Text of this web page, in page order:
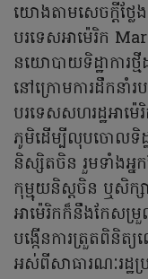
យោងតាមសេចក្តីថ្លែ
បរទេសអាម៉េរិក
នយោបាយទិដ្ឋាការ
នៅក្រោមការដឹកនាំ
បរទេសសហរដ្ឋអាម៉
ភូមិដើម្បីលុបចោលទិដ្
និស្សិតចិន រួមទាំងអ្
កុម្មុយនិស្តចិន ឬសិក្ស
អាម៉េរិកក៏នឹងកែសម្រួ
បង្កើនការត្រួតពិនិត្យ
អស់ពីសាធារណៈរដ្ឋ